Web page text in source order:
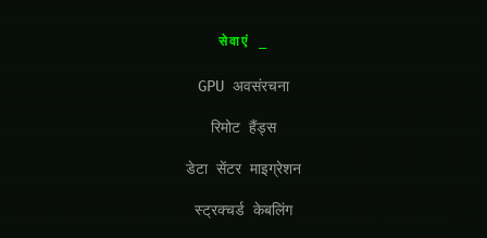
सेवाएं
GPU अवसंरचना
रिमोट हैंड्स
डेटा सेंटर माइग्रेशन
स्ट्रक्चर्ड केबलिंग